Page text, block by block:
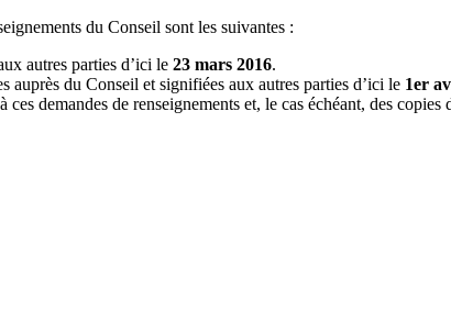
du Conseil sont les suivantes :
autres parties d’ici le 23 mars 2016.
auprès du Conseil et signifiées aux autres parties d’ici le 1er
demandes de renseignements et, le cas échéant, des